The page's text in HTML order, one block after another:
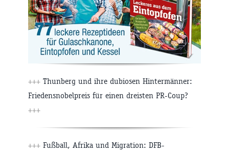
+++ Thunberg und ihre dubiosen Hintermänner:
Friedensnobelpreis für einen dreisten PR-Coup?
+++
+++ Fußball, Afrika und Migration: DFB-